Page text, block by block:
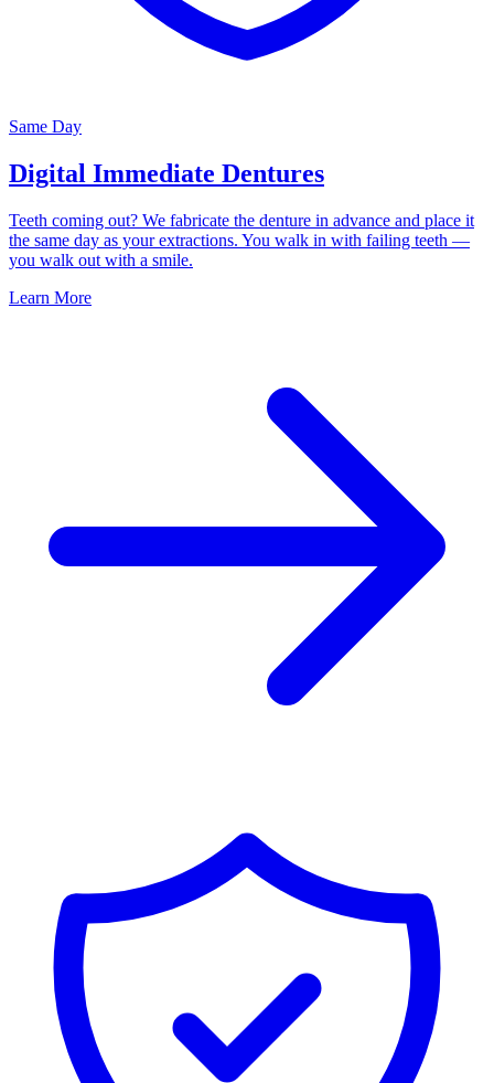
Same Day
Digital Immediate Dentures
Teeth coming out? We fabricate the denture in advance and place it
the same day as your extractions. You walk in with failing teeth —
you walk out with a smile.
Learn More